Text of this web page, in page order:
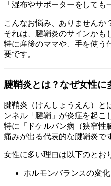
「湿布やサポーターをしても
こんなお悩み、ありませんか
それは、腱鞘炎のサインかも
特に産後のママや、手を使う
要です。
腱鞘炎とは？なぜ女性に
腱鞘炎（けんしょうえん）と
ンネル「腱鞘」が炎症を起こ
特に「ドケルバン病（狭窄性
痛みが出る代表的な腱鞘炎で
女性に多い理由は以下のとお
ホルモンバランスの変化